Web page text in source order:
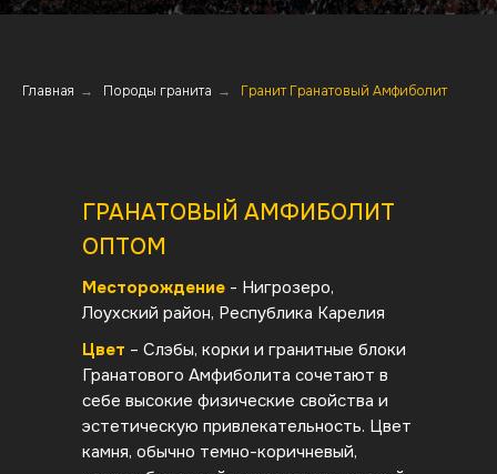
Главная → Породы гранита → Гранит Гранатовый Амфиболит
ГРАНАТОВЫЙ АМФИБОЛИТ
ОПТОМ
Цвет – Слэбы, корки и гранитные блоки
Гранатового Амфиболита сочетают в
себе высокие физические свойства и
эстетическую привлекательность. Цвет
камня, обычно темно-коричневый,
Месторождение - Нигрозеро,
Лоухский район, Республика Карелия